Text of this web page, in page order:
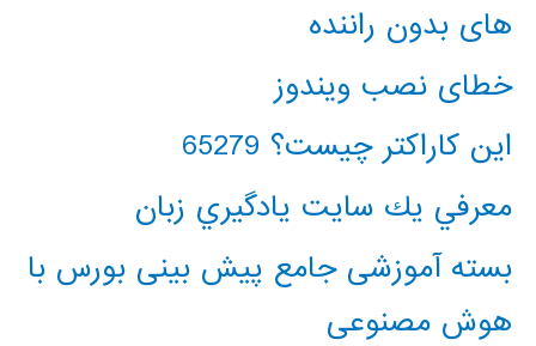
های بدون راننده
خطای نصب ویندوز
این کاراکتر چیست؟ 65279
معرفي يك سايت يادگيري زبان
بسته آموزشی جامع پیش بینی بورس با
هوش مصنوعی